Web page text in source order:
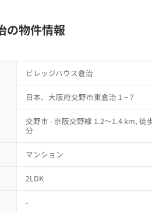
の物件情報
ビレッジハウス倉治
日本、大阪府交野市東倉治１−７
交野市 - 京阪交野線 1.2～1.4 km, 徒
分
マンション
2LDK
-